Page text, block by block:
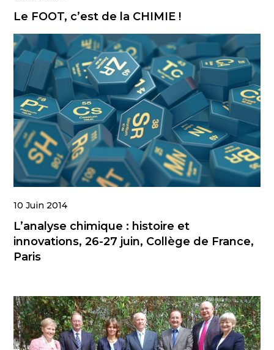
Le FOOT, c’est de la CHIMIE !
10 Juin 2014
L’analyse chimique : histoire et
innovations, 26-27 juin, Collège de France,
Paris